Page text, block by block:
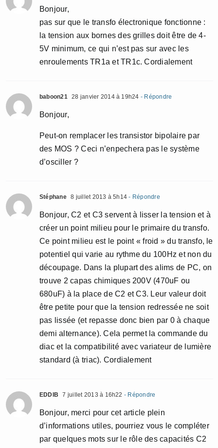
Bonjour,
pas sur que le transfo électronique fonctionne :
la tension aux bornes des grilles doit être de 4-
5V minimum, ce qui n’est pas sur avec les
enroulements TR1a et TR1c. Cordialement
baboon21 28 janvier 2014 à 19h24 - Répondre
Bonjour,
Peut-on remplacer les transistor bipolaire par
des MOS ? Ceci n’enpechera pas le système
d’osciller ?
Stéphane 8 juillet 2013 à 5h14 - Répondre
Bonjour, C2 et C3 servent à lisser la tension et à
créer un point milieu pour le primaire du transfo.
Ce point milieu est le point « froid » du transfo, le
potentiel qui varie au rythme du 100Hz et non du
découpage. Dans la plupart des alims de PC, on
trouve 2 capas chimiques 200V (470uF ou
680uF) à la place de C2 et C3. Leur valeur doit
être petite pour que la tension redressée ne soit
pas lissée (et repasse donc bien par 0 à chaque
demi alternance). Cela permet la commande du
diac et la compatibilité avec variateur de lumière
standard (à triac). Cordialement
EDDIB 7 juillet 2013 à 16h22 - Répondre
Bonjour, merci pour cet article plein
d’informations utiles, pourriez vous le compléter
par quelques mots sur le rôle des capacités C2